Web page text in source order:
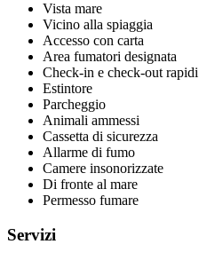
Vista mare
Vicino alla spiaggia
Accesso con carta
Area fumatori designata
Check-in e check-out rapidi
Estintore
Parcheggio
Animali ammessi
Cassetta di sicurezza
Allarme di fumo
Camere insonorizzate
Di fronte al mare
Permesso fumare
Servizi